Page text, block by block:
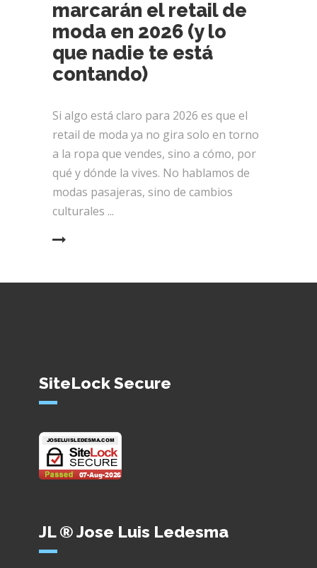
marcarán el retail de
moda en 2026 (y lo
que nadie te está
contando)
Si algo está claro para 2026 es que el
retail de moda ya no gira solo en torno
a la ropa que vendes, sino a cómo, por
qué y dónde la vives. No hablamos de
modas pasajeras, sino de cambios
culturales
SiteLock Secure
JL ® Jose Luis Ledesma